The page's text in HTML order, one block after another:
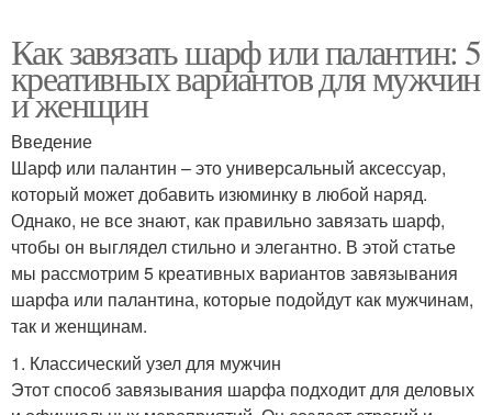
Как завязать шарф или палантин: 5
креативных вариантов для мужчин
и женщин
Введение
Шарф или палантин – это универсальный аксессуар,
который может добавить изюминку в любой наряд.
Однако, не все знают, как правильно завязать шарф,
чтобы он выглядел стильно и элегантно. В этой статье
мы рассмотрим 5 креативных вариантов завязывания
шарфа или палантина, которые подойдут как мужчинам,
так и женщинам.
1. Классический узел для мужчин
Этот способ завязывания шарфа подходит для деловых